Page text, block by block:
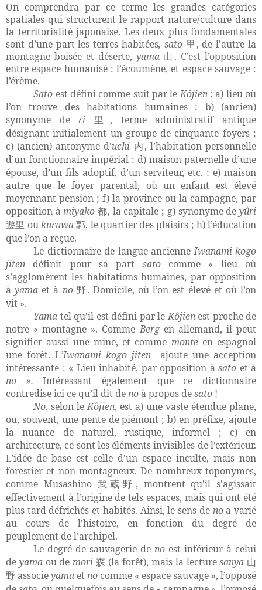
On comprendra par ce terme les grandes catégories
spatiales qui structurent le rapport nature/culture dans
la territorialité japonaise. Les deux plus fondamentales
sont d’une part les terres habitées, sato 里 , de l’autre la
montagne boisée et déserte, yama 山 . C’est l’opposition
entre espace humanisé : l’écoumène, et espace sauvage :
l’érème.
Sato est défini comme suit par leKôjien: a) lieu où
l’on trouve des habitations humaines ; b) (ancien)
synonyme deri 里 , terme administratif antique
désignant initialement un groupe de cinquante foyers ;
c) (ancien) antonyme d’uchi 内 , l’habitation personnelle
d’un fonctionnaire impérial ; d) maison paternelle d’une
épouse, d’un fils adoptif, d’un serviteur, etc. ; e) maison
autre que le foyer parental, où un enfant est élevé
moyennant pension ; f) la province ou la campagne, par
opposition àmiyako都, la capitale ; g) synonyme deyûri
遊里 oukuruwa郭, le quartier des plaisirs ; h) l’éducation
que l’on a reçue.
Le dictionnaire de langue ancienneIwanami kogo
jiten définit pour sa part sato comme « lieu où
s’agglomèrent les habitations humaines, par opposition
àyama et à no 野 . Domicile, où l’on est élevé et où l’on
vit ».
Yama tel qu’il est défini par leKôjienest proche de
notre « montagne ». CommeBerg en allemand, il peut
signifier aussi une mine, et comme monte en espagnol
une forêt. L’Iwanami kogo jiten
ajoute une acception
intéressante : « Lieu inhabité, par opposition à sato et à
no ».Intéressant également que ce dictionnaire
contredise ici ce qu’il dit denoà propos desato !
No, selon leKôjien, est a) une vaste étendue plane,
ou, souvent, une pente de piémont ; b) en préfixe, ajoute
la nuance de naturel, rustique, informel ; c) en
architecture, ce sont les éléments invisibles de l’extérieur.
L’idée de base est celle d’un espace inculte, mais non
forestier et non montagneux. De nombreux toponymes,
comme Musashino 武蔵野 , montrent qu’il s’agissait
effectivement à l’origine de tels espaces, mais qui ont été
plus tard défrichés et habités. Ainsi, le sens de noa varié
au cours de l’histoire, en fonction du degré de
peuplement de l’archipel.
Le degré de sauvagerie deno est inférieur à celui
de yama ou demori 森 (la forêt), mais la lecturesanya 山
野 associeyama etno comme « espace sauvage », l’opposé